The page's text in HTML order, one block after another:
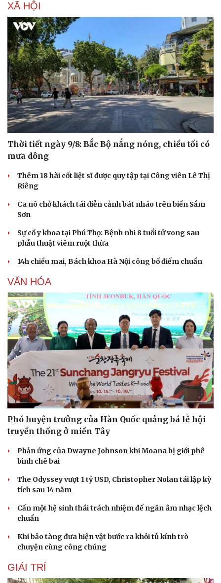
Sức khỏe
Dinh dưỡng - món ngon
Cây thuốc
Sản phụ khoa
Nhi khoa
Làm đẹp - giảm cân
Ăn sạch sống khỏe
Nhà đẹp
Blog
XÃ HỘI
Thời tiết ngày 9/8: Bắc Bộ nắng nóng, chiều tối có
mưa dông
Thêm 18 hài cốt liệt sĩ được quy tập tại Công viên Lê Thị
Riêng
Ca nô chở khách tái diễn cảnh bát nháo trên biển Sầm
Sơn
Sự cố y khoa tại Phú Thọ: Bệnh nhi 8 tuổi tử vong sau
phẫu thuật viêm ruột thừa
14h chiều mai, Bách khoa Hà Nội công bố điểm chuẩn
VĂN HÓA
Phó huyện trưởng của Hàn Quốc quảng bá lễ hội
truyền thống ở miền Tây
Phản ứng của Dwayne Johnson khi Moana bị giới phê
bình chê bai
The Odyssey vượt 1 tỷ USD, Christopher Nolan tái lập kỳ
tích sau 14 năm
Cần một hệ sinh thái trách nhiệm để ngăn âm nhạc lệch
chuẩn
Khi bảo tàng đưa hiện vật bước ra khỏi tủ kính trò
chuyện cùng công chúng
GIẢI TRÍ